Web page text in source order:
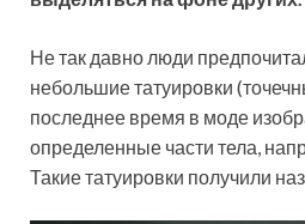
Не так давно люди
небольшие татуировки
последнее время в моде
определенные части тела,
Такие татуировки получили